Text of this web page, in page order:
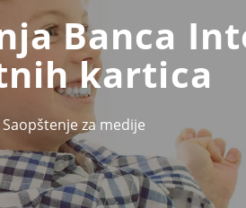
Banca
kartica
Saopštenje za medije